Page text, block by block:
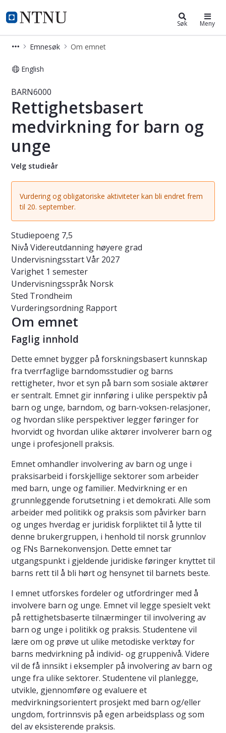
NTNU Hjemmeside
Studier Søk Meny
Emnesøk Om emnet
English
Emne - Rettighetsbasert
BARN6000
Rettighetsbasert
medvirkning for barn og
unge
Velg studieår
Vurdering og obligatoriske aktiviteter kan bli endret frem
til 20. september.
Studiepoeng 7,5
Nivå Videreutdanning høyere grad
UndervisningsstartVår 2027
Varighet 1 semester
Undervisningsspråk Norsk
Sted Trondheim
Vurderingsordning Rapport
Om emnet
Faglig innhold
Dette emnet bygger på forskningsbasert kunnskap
fra tverrfaglige barndomsstudier og barns
rettigheter, hvor et syn på barn som sosiale aktører
er sentralt. Emnet gir innføring i ulike perspektiv på
barn og unge, barndom, og barn-voksen-relasjoner,
og hvordan slike perspektiver legger føringer for
hvorvidt og hvordan ulike aktører involverer barn og
unge i profesjonell praksis.
Emnet omhandler involvering av barn og unge i
praksisarbeid i forskjellige sektorer som arbeider
med barn, unge og familier. Medvirkning er en
grunnleggende forutsetning i et demokrati. Alle som
arbeider med politikk og praksis som påvirker barn
og unges hverdag er juridisk forpliktet til å lytte til
denne brukergruppen, i henhold til norsk grunnlov
og FNs Barnekonvensjon. Dette emnet tar
utgangspunkt i gjeldende juridiske føringer knyttet til
barns rett til å bli hørt og hensynet til barnets beste.
I emnet utforskes fordeler og utfordringer med å
involvere barn og unge. Emnet vil legge spesielt vekt
på rettighetsbaserte tilnærminger til involvering av
barn og unge i politikk og praksis. Studentene vil
lære om og prøve ut ulike metodiske verktøy for
barns medvirkning på individ- og gruppenivå. Videre
vil de få innsikt i eksempler på involvering av barn og
unge fra ulike sektorer. Studentene vil planlegge,
utvikle, gjennomføre og evaluere et
medvirkningsorientert prosjekt med barn og/eller
ungdom, fortrinnsvis på egen arbeidsplass og som
del av eksisterende praksis.